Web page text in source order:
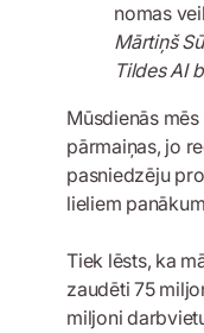
nomas
Mārtiņš
Tildes AI
Mūsdienās
pārmaiņas, jo
pasniedzēju
lieliem
Tiek lēsts, ka
zaudēti 75
miljoni